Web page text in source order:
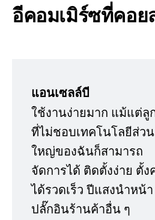
อีคอมเมิร์ซที่คอ
แอนเซลล์บี
ใช้งานง่ายมาก แม้แต่ลู
ที่ไม่ชอบเทคโนโลยีส่วน
ใหญ่ของฉันก็สามารถ
จัดการได้ ติดตั้งง่าย ตั้ง
ได้รวดเร็ว ปีแสงนำหน้า
ปลั๊กอินร้านค้าอื่น ๆ